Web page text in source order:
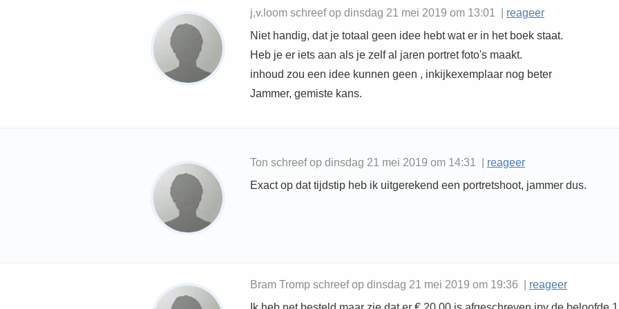
j,v.loom schreef op dinsdag 21 mei 2019 om 13:01 | reageer
Niet handig, dat je totaal geen idee hebt wat er in het boek staat.
Heb je er iets aan als je zelf al jaren portret foto's maakt.
inhoud zou een idee kunnen geen , inkijkexemplaar nog beter
Jammer, gemiste kans.
Ton schreef op dinsdag 21 mei 2019 om 14:31 | reageer
Exact op dat tijdstip heb ik uitgerekend een portretshoot, jammer dus.
Bram Tromp schreef op dinsdag 21 mei 2019 om 19:36 | reageer